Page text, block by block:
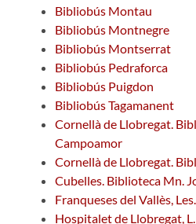
Bibliobús Montau
Bibliobús Montnegre
Bibliobús Montserrat
Bibliobús Pedraforca
Bibliobús Puigdon
Bibliobús Tagamanent
Cornellà de Llobregat.
Campoamor
Cornellà de Llobregat.
Cubelles. Biblioteca Mn.
Franqueses del Vallès,
Hospitalet de Llobregat,